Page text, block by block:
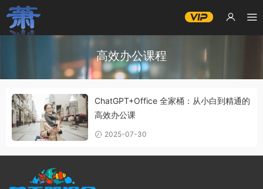
高效办公课程
ChatGPT+Office 全家桶：从小白到精通的
高效办公课
2025-07-30